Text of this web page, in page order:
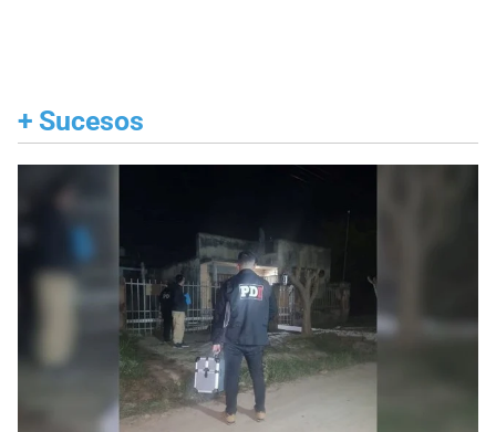
+ Sucesos